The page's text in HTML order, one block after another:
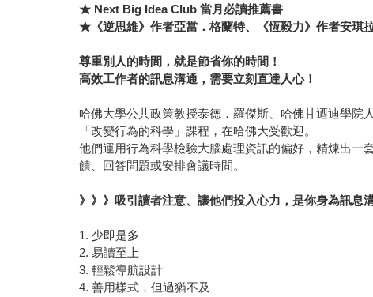
★ Next Big Idea Club當月必讀推薦書
★《逆思維》作者亞當．格蘭特、《恆毅力》作者安琪
尊重別人的時間，就是節省你的時間！
高效工作者的訊息溝通，需要立刻直達人心！
哈佛大學公共政策教授泰德．羅傑斯、哈佛甘迺迪學
「改變行為的科學」課程，在哈佛大受歡迎。
他們運用行為科學檢驗大腦處理資訊的偏好，精煉出一
饋、回答問題或安排會議時間。
》》》吸引讀者注意、讓他們投入心力，是你身為訊息
1. 少即是多
2. 易讀至上
3. 輕鬆導航設計
4. 善用樣式，但過猶不及